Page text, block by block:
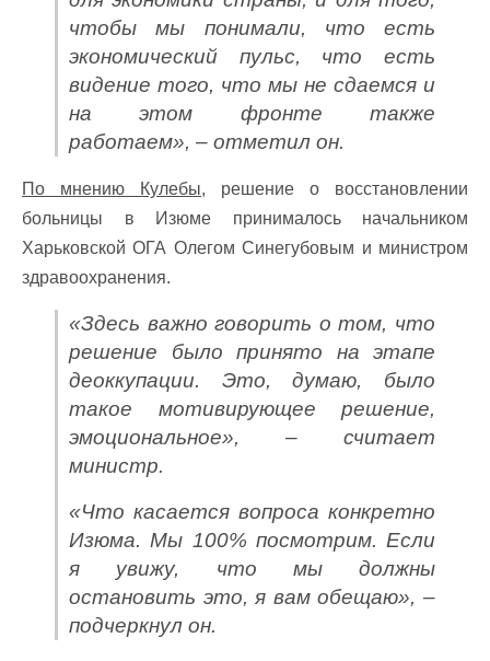
чтобы мы понимали, что есть
экономический пульс, что есть
видение того, что мы не сдаемся и
на этом фронте также
работаем», – отметил он.
По мнению Кулебы, решение о восстановлении
больницы в Изюме принималось начальником
Харьковской ОГА Олегом Синегубовым и министром
здравоохранения.
«Здесь важно говорить о том, что
решение было принято на этапе
деоккупации. Это, думаю, было
такое мотивирующее решение,
эмоциональное», – считает
министр.
«Что касается вопроса конкретно
Изюма. Мы 100% посмотрим. Если
я увижу, что мы должны
остановить это, я вам обещаю», –
подчеркнул он.